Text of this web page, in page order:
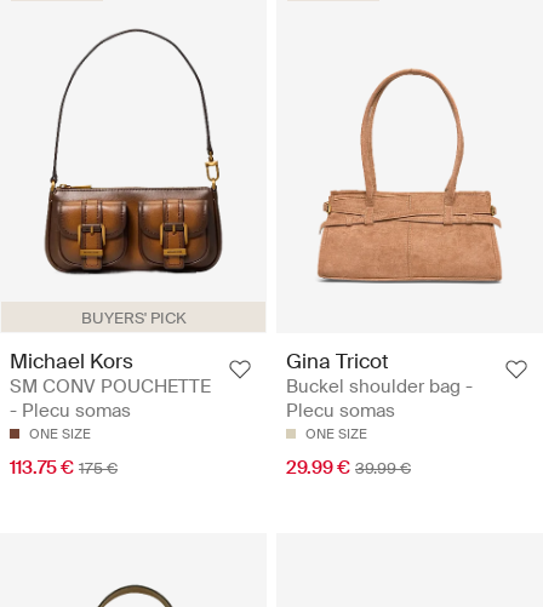
BUYERS' PICK
Michael Kors
SM CONV POUCHETTE
- Plecu somas
ONE SIZE
113.75 € 175 €
Gina Tricot
Buckel shoulder bag -
Plecu somas
ONE SIZE
29.99 € 39.99 €